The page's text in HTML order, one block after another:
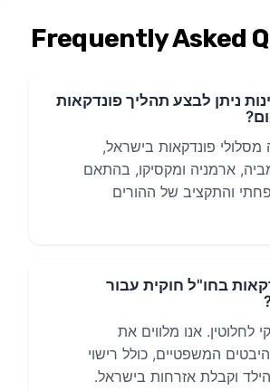
Frequently Asked
ניתן לבצע תהליך פונדקאות
מסלולי פונדקאות בישראל,
ארמניה ומקסיקו, בהתאם
והתקציב של ההורים
בחו"ל חוקית עבור
לחלוטין. אנו מלווים את
המשפטיים, כולל רישוי
וקבלת אזרחות בישראל.